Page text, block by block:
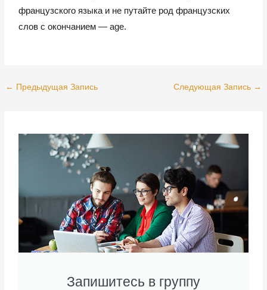
французского языка и не путайте род французских
слов с окончанием— age.
← Предыдущая Запись Следующая Запись →
Запишитесь в группу